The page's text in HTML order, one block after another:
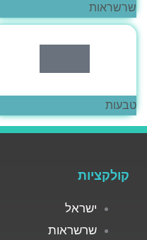
שרשראות
טבעות
קולקציות
ישראל
שרשראות